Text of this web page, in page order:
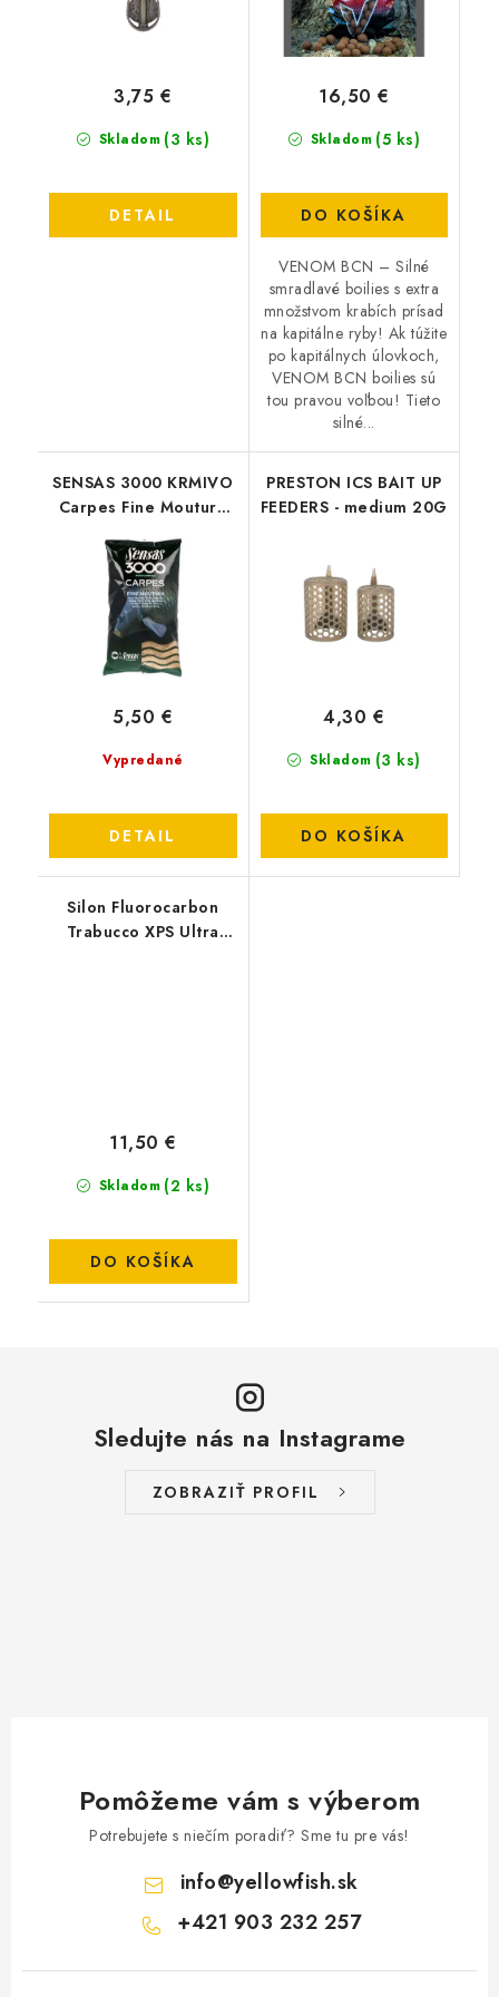
Skladom (3 ks)
3,75 €
DETAIL
Skladom (5 ks)
16,50 €
DO KOŠÍKA
VENOM BCN – Silné
smradlavé boilies s extra
množstvom krabích prísad
na kapitálne ryby! Ak túžite
po kapitálnych úlovkoch,
VENOM BCN boilies sú
tou pravou voľbou! Tieto
silné...
SENSAS 3000 KRMIVO
Carpes Fine Mouture
Vypredané
5,50 €
DETAIL
PRESTON ICS BAIT UP
FEEDERS - medium 20G
Skladom (3 ks)
4,30 €
DO KOŠÍKA
Silon Fluorocarbon
Trabucco XPS Ultra
Skladom (2 ks)
11,50 €
DO KOŠÍKA
Sledujte nás na Instagrame
ZOBRAZIŤ PROFIL
Pomôžeme vám s výberom
Potrebujete s niečím poradiť? Sme tu pre vás!
info@yellowfish.sk
+421 903 232 257